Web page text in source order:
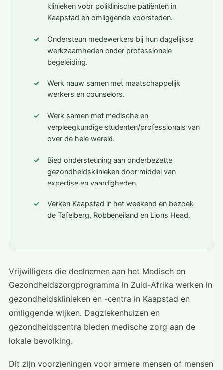
klinieken voor poliklinische patiënten in
Kaapstad en omliggende voorsteden.
Ondersteun medewerkers bij hun dagelijkse
werkzaamheden onder professionele
begeleiding.
Werk nauw samen met maatschappelijk
werkers en counselors.
Werk samen met medische en
verpleegkundige studenten/professionals van
over de hele wereld.
Bied ondersteuning aan onderbezette
gezondheidsklinieken door middel van
expertise en vaardigheden.
Verken Kaapstad in het weekend en bezoek
de Tafelberg, Robbeneiland en Lions Head.
Vrijwilligers die deelnemen aan het Medisch en
Gezondheidszorgprogramma in Zuid-Afrika werken in
gezondheidsklinieken en -centra in Kaapstad en
omliggende wijken. Dagziekenhuizen en
gezondheidscentra bieden medische zorg aan de
lokale bevolking.
Dit zijn voorzieningen voor armere mensen of mensen